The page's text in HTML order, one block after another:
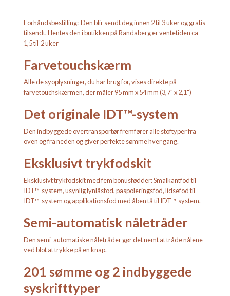
Forhåndsbestilling: Den blir sendt deg innen 2 til 3 uker og gratis
tilsendt. Hentes den i butikken på Randaberg er ventetiden ca
1,5 til 2 uker
Farvetouchskærm
Alle de syoplysninger, du har brug for, vises direkte på
farvetouchskærmen, der måler 95 mm x 54 mm (3,7" x 2,1")
Det originale IDT™-system
Den indbyggede overtransportør fremfører alle stoftyper fra
oven og fra neden og giver perfekte sømme hver gang.
Eksklusivt trykfodskit
Eksklusivt trykfodskit med fem bonusfødder: Smalkantfod til
IDT™-system, usynlig lynlåsfod, paspoleringsfod, lidsefod til
IDT™-system og applikationsfod med åben tå til IDT™-system.
Semi-automatisk nåletråder
Den semi-automatiske nåletråder gør det nemt at tråde nålene
ved blot at trykke på en knap.
201 sømme og 2 indbyggede
syskrifttyper